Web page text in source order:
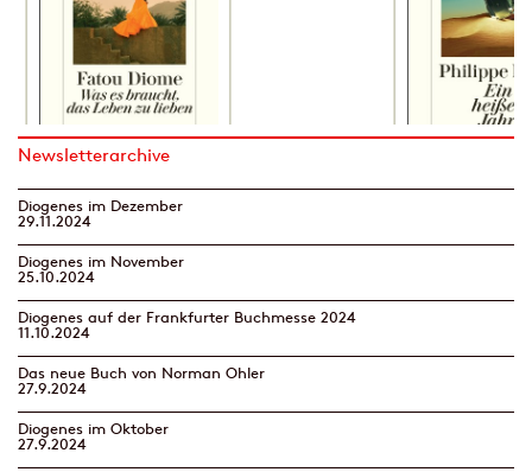
Newsletterarchive
Diogenes im Dezember
29.11.2024
Diogenes im November
25.10.2024
Diogenes auf der Frankfurter Buchmesse 2024
11.10.2024
Das neue Buch von Norman Ohler
27.9.2024
Diogenes im Oktober
27.9.2024